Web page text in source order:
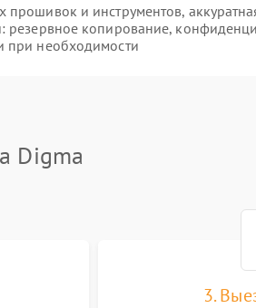
и инструментов,
резервное копирование,
при необходимости
Digma
3.